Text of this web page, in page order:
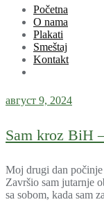
Početna
O nama
Plakati
Smeštaj
Kontakt
август 9, 2024
Sam kroz BiH
Moj drugi dan
Završio sam jutarnje
sa sobom, kada sam